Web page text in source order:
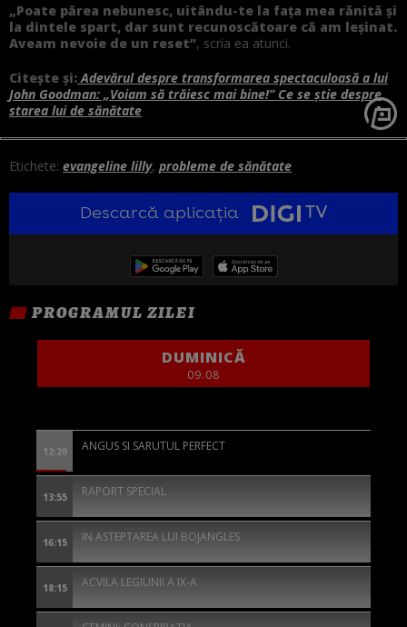
„Poate părea nebunesc, uitându-te la fața mea rănită și
la dintele spart, dar sunt recunoscătoare că am leșinat.
Aveam nevoie de un reset”, scria ea atunci.
Citește și:Adevărul despre transformarea spectaculoasă a lui
John Goodman: „Voiam să trăiesc mai bine!” Ce se știe despre
starea lui de sănătate
Etichete: evangeline lilly, probleme de sănătate
Descarcă aplicația
PROGRAMUL ZILEI
DUMINICĂ
09.08
12:20 ANGUS SI SARUTUL PERFECT
13:55 RAPORT SPECIAL
16:15 IN ASTEPTAREA LUI BOJANGLES
18:15 ACVILA LEGIUNII A IX-A